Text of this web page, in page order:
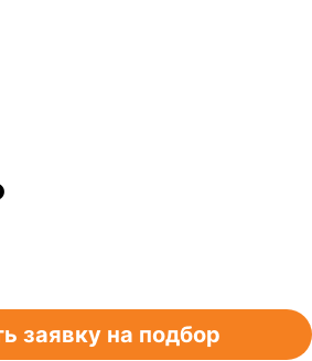
заявку на подбор